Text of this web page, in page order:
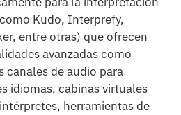
Kudo, Interprefy,
entre otras) que ofrecen
avanzadas como
canales de audio para
idiomas, cabinas virtuales
herramientas de